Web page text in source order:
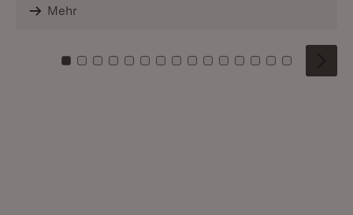
Mehr
Zu Kachel: 0
Zu Kachel: 1
Zu Kachel: 2
Zu Kachel: 3
Zu Kachel: 4
Zu Kachel: 5
Zu Kachel: 6
Zu Kachel: 7
Zu Kachel: 8
Zu Kachel: 9
Zu Kachel: 10
Zu Kachel: 11
Zu Kachel: 12
Zu Kachel:
Zu